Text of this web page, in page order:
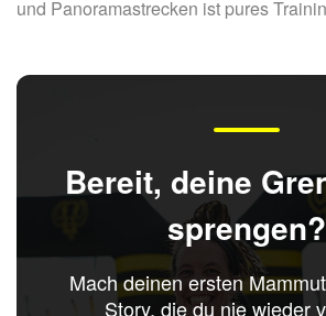
und Panoramastrecken ist pures
Bereit, deine
sprengen?
Mach deinen ersten
Story, die du nie wieder